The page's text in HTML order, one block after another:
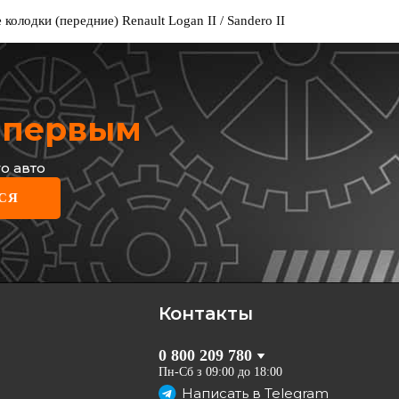
тормозные колодки
Renault Logan II /
Sandero II
(передние) Renault Logan II / Sandero II
авто
Контакты
0 800 209 780
Пн-Сб з 09:00 до 18:00
Написать в Telegram